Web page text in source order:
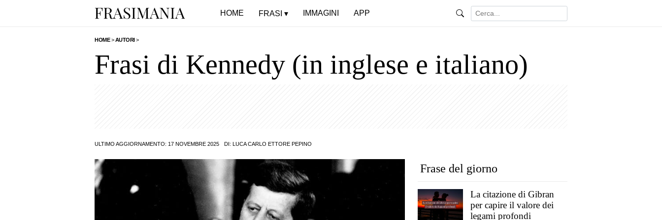
HOME FRASI IMMAGINI APP
HOME>AUTORI>
Frasi di Kennedy (in inglese e italiano)
ULTIMO AGGIORNAMENTO: 17 NOVEMBRE 2025 DI: LUCA CARLO ETTORE PEPINO
Frase del giorno
La citazione di Gibran
per capire il valore dei
legami profondi